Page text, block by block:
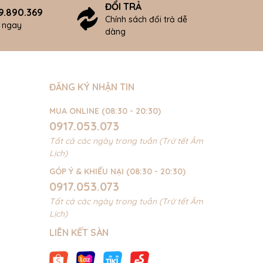
ĐỔI TRẢ
Chính sách đổi trả dễ
dàng
ĐĂNG KÝ NHẬN TIN
MUA ONLINE (08:30 - 20:30)
0917.053.073
Tất cả các ngày trong tuần (Trừ tết Âm
Lịch)
GÓP Ý & KHIẾU NẠI (08:30 - 20:30)
0917.053.073
Tất cả các ngày trong tuần (Trừ tết Âm
Lịch)
LIÊN KẾT SÀN